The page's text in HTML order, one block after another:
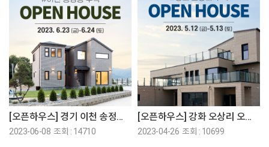
[오픈하우스] 경기 이천 송정동 오픈하우스에 초대합니다!
2023-06-08 조회 : 14710
[오픈하우스] 강화 오상리 오픈하우스에 초대합니다!
2023-04-26 조회 : 10699